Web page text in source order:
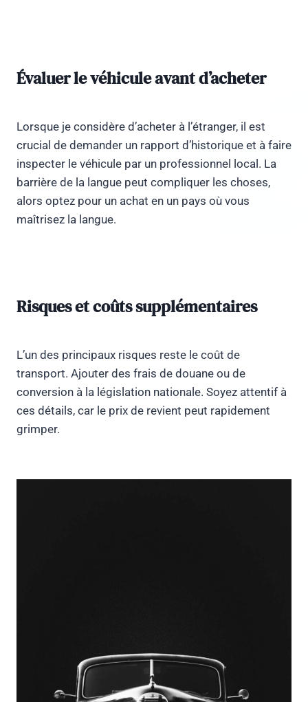
Évaluer le véhicule avant d’acheter
Lorsque je considère d’acheter à l’étranger, il est
crucial de demander un rapport d’historique et à faire
inspecter le véhicule par un professionnel local. La
barrière de la langue peut compliquer les choses,
alors optez pour un achat en un pays où vous
maîtrisez la langue.
Risques et coûts supplémentaires
L’un des principaux risques reste le coût de
transport. Ajouter des frais de douane ou de
conversion à la législation nationale. Soyez attentif à
ces détails, car le prix de revient peut rapidement
grimper.